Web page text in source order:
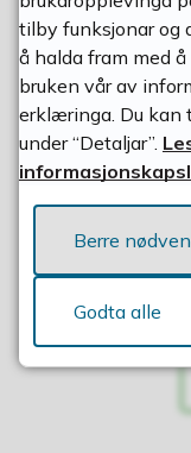
10
Fann
tilby funksjonar og
å halda fram med
bruken vår av
erklæringa. Du kan
under “Detaljar”.
Berre
Godta alle